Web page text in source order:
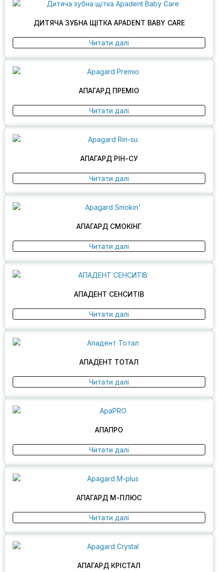
ДИТЯЧА ЗУБНА ЩІТКА APADENT BABY CARE
Читати далі
АПАГАРД ПРЕМІО
Читати далі
АПАГАРД РІН-СУ
Читати далі
АПАГАРД СМОКІНГ
Читати далі
АПАДЕНТ СЕНСИТІВ
Читати далі
АПАДЕНТ ТОТАЛ
Читати далі
АПАПРО
Читати далі
АПАГАРД М-ПЛЮС
Читати далі
АПАГАРД КРІСТАЛ